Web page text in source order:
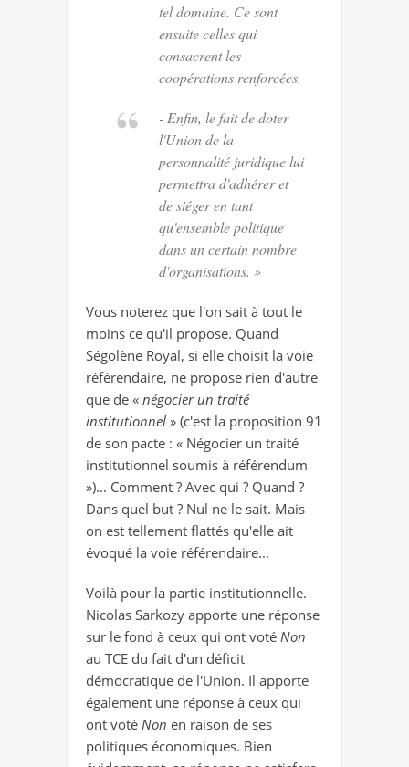
tel domaine. Ce sont
ensuite celles qui
consacrent les
coopérations renforcées.
- Enfin, le fait de doter
l'Union de la
personnalité juridique lui
permettra d'adhérer et
de siéger en tant
qu'ensemble politique
dans un certain nombre
d'organisations. »
Vous noterez que l'on sait à tout le
moins ce qu'il propose. Quand
Ségolène Royal, si elle choisit la voie
référendaire, ne propose rien d'autre
que de « négocier un traité
institutionnel » (c'est la proposition 91
de son pacte : « Négocier un traité
institutionnel soumis à référendum
»)... Comment ? Avec qui ? Quand ?
Dans quel but ? Nul ne le sait. Mais
on est tellement flattés qu'elle ait
évoqué la voie référendaire...
Voilà pour la partie institutionnelle.
Nicolas Sarkozy apporte une réponse
sur le fond à ceux qui ont voté Non
au TCE du fait d'un déficit
démocratique de l'Union. Il apporte
également une réponse à ceux qui
ont voté Non en raison de ses
politiques économiques. Bien